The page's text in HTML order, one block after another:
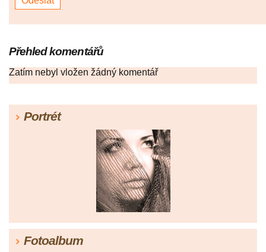
Přehled komentářů
Zatím nebyl vložen žádný komentář
Portrét
Fotoalbum